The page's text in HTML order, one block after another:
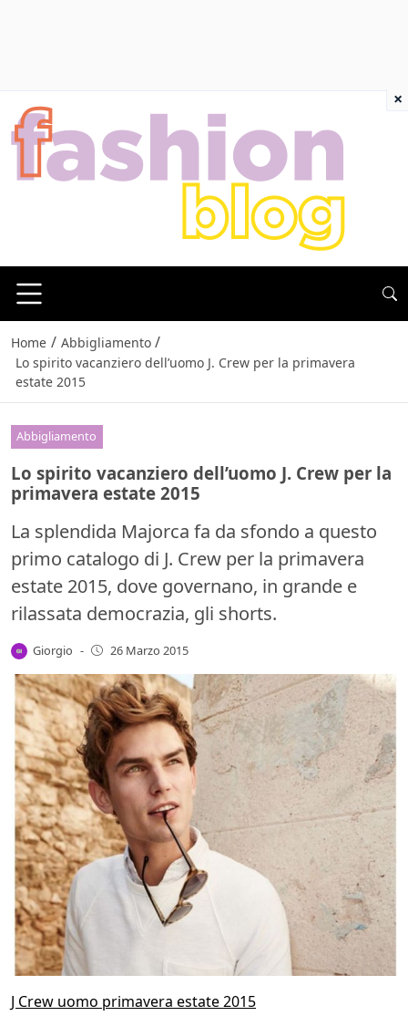
Home / Abbigliamento /
Lo spirito vacanziero dell’uomo J. Crew per la primavera
estate 2015
Abbigliamento
Lo spirito vacanziero dell’uomo J. Crew per la
primavera estate 2015
La splendida Majorca fa da sfondo a questo
primo catalogo di J. Crew per la primavera
estate 2015, dove governano, in grande e
rilassata democrazia, gli shorts.
Giorgio - 26 Marzo 2015
J Crew uomo primavera estate 2015
×